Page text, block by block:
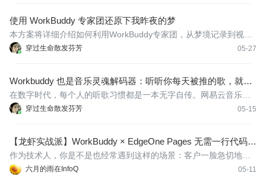
使用 WorkBuddy 专家团还原下我昨夜的梦
穿过生命散发芬芳 05-27
本方案将详细介绍如何利用WorkBuddy专家团，从梦境记录到视频
成品的完整创作流程，仅供娱乐一下哈。
Workbuddy 也是音乐灵魂解码器：听听你每天被推的歌，就知
道你是个啥样的人
穿过生命散发芬芳 05-15
在数字时代，每个人的听歌习惯都是一本无字自传。网易云音乐
的"每日推荐"算法已经深度理解了用户的音乐DNA，但这些数据沉
【龙虾实战派】WorkBuddy × EdgeOne Pages 无需一行代码，
轻松实现图书管理系统
六月的雨在InfoQ 05-11
作为技术人，你是不是也经常遇到这样的场景：客户一脸急切地找
到你，张口就是“我们要做个系统，很急”，但当你问起具体功能、用